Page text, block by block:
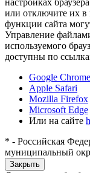
настройках
или отключите их в
функции сайта
Управление
используемого
доступны по
Google Chrome
Apple Safari
Mozilla Firefox
Microsoft Edge
Или на сайте
* - Российская
муниципальный
Закрыть